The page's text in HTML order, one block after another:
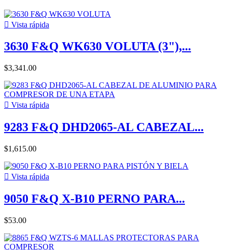
 Vista rápida
3630 F&Q WK630 VOLUTA (3"),...
$3,341.00
 Vista rápida
9283 F&Q DHD2065-AL CABEZAL...
$1,615.00
 Vista rápida
9050 F&Q X-B10 PERNO PARA...
$53.00